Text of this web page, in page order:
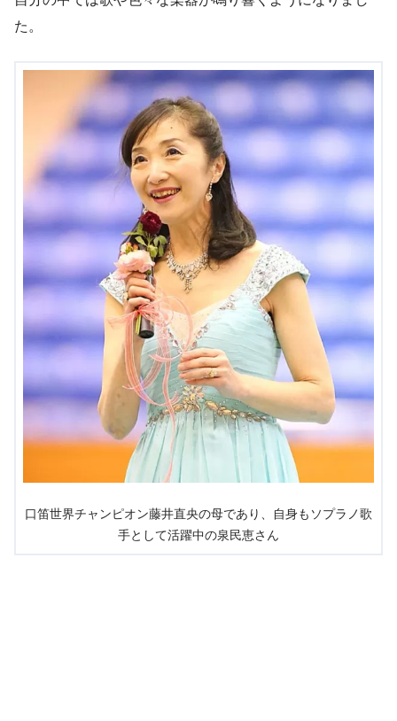
た。
口笛世界チャンピオン藤井直央の母であり、自身もソプラノ歌
手として活躍中の泉民恵さん